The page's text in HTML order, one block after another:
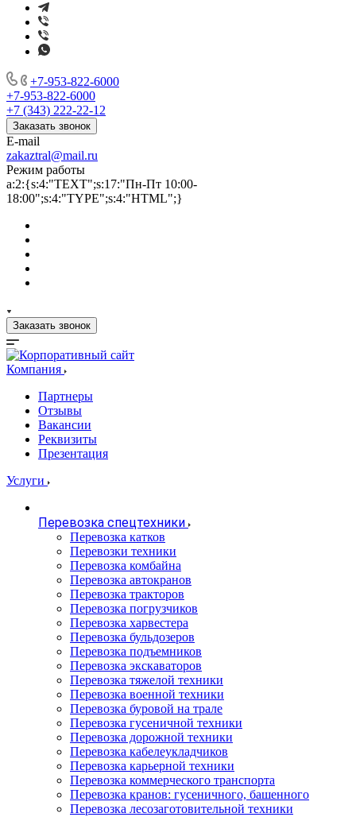
+7-953-822-6000
+7-953-822-6000
+7 (343) 222-22-12
Заказать звонок
E-mail
zakaztral@mail.ru
Режим работы
a:2:{s:4:"TEXT";s:17:"Пн-Пт 10:00-
18:00";s:4:"TYPE";s:4:"HTML";}
Заказать звонок
Компания
Партнеры
Отзывы
Вакансии
Реквизиты
Презентация
Услуги
Перевозка спецтехники
Перевозка катков
Перевозки техники
Перевозка комбайна
Перевозка автокранов
Перевозка тракторов
Перевозка погрузчиков
Перевозка харвестера
Перевозка бульдозеров
Перевозка подъемников
Перевозка экскаваторов
Перевозка тяжелой техники
Перевозка военной техники
Перевозка буровой на трале
Перевозка гусеничной техники
Перевозка дорожной техники
Перевозка кабелеукладчиков
Перевозка карьерной техники
Перевозка коммерческого транспорта
Перевозка кранов: гусеничного, башенного
Перевозка лесозаготовительной техники